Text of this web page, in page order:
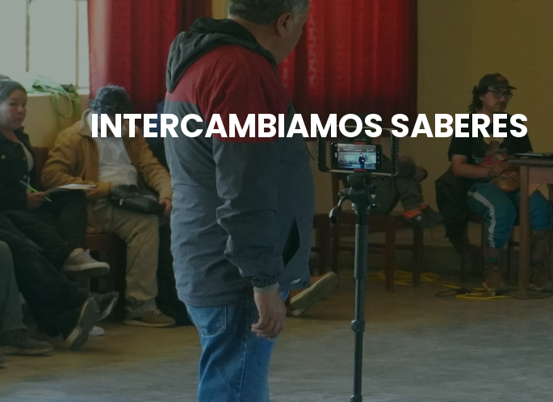
INTERCAMBIAMOS SABERES